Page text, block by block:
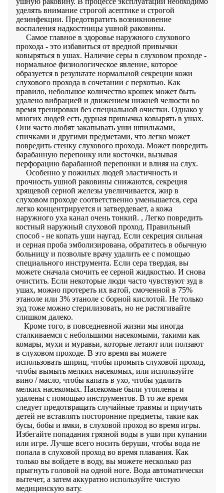
уделять внимание строгой асептике и строгой
дезинфекции. Предотвратить возникновение
воспаления надкостницы ушной раковины.
Самое главное в здоровье наружного слухового
прохода - это избавиться от вредной привычки
ковыряться в ушах. Наличие серы в слуховом проходе -
нормальное физиологическое явление, которое
образуется в результате нормальной секреции кожи
слухового прохода в сочетании с перхотью. Как
правило, небольшое количество крошек может быть
удалено вибрацией и движением нижней челюсти во
время тренировки без специальной очистки. Однако у
многих людей есть дурная привычка ковырять в ушах.
Они часто любят закапывать уши шпильками,
спичками и другими предметами, что легко может
повредить стенку слухового прохода. Может повредить
барабанную перепонку или косточки, вызывая
перфорацию барабанной перепонки и влияя на слух.
Особенно у пожилых людей эластичность и
прочность ушной раковины снижаются, секреция
хрящевой серной железы увеличивается, жир в
слуховом проходе соответственно уменьшается, сера
легко концентрируется и затвердевает, а кожа
наружного уха канал очень тонкий. , Легко повредить
костный наружный слуховой проход. Правильный
способ - не копать уши наугад. Если секреция сильная
и серная проба эмболизирована, обратитесь в обычную
больницу и позвольте врачу удалить ее с помощью
специального инструмента. Если сера твердая, вы
можете сначала смочить ее серной жидкостью. И снова
очистить. Если некоторые люди часто чувствуют зуд в
ушах, можно протереть их ватой, смоченной в 75%
этаноле или 3% этаноле с борной кислотой. Не только
зуд тоже можно стерилизовать, но не растягивайте
слишком далеко.
Кроме того, в повседневной жизни мы иногда
сталкиваемся с небольшими насекомыми, такими как
комары, мухи и муравьи, которые летают или ползают
в слуховом проходе. В это время вы можете
использовать шприц, чтобы промыть слуховой проход,
чтобы вымыть мелких насекомых, или используйте
вино / масло, чтобы капать в ухо, чтобы удалить
мелких насекомых. Насекомые были утоплены и
удалены с помощью инструментов. В то же время
следует предотвращать случайные травмы и приучать
детей не вставлять посторонние предметы, такие как
бусы, бобы и ямки, в слуховой проход во время игры.
Избегайте попадания грязной воды в уши при купании
или игре. Лучше всего носить беруши, чтобы вода не
попала в слуховой проход во время плавания. Как
только вы войдете в воду, вы можете несколько раз
прыгнуть головой на одной ноге. Вода автоматически
вытечет, а затем аккуратно используйте чистую
медицинскую вату.